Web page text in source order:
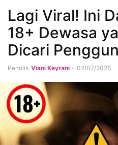
Lagi Viral! Ini
18+ Dewasa
Dicari
Penulis Viani Keyrani - 02/07/2026